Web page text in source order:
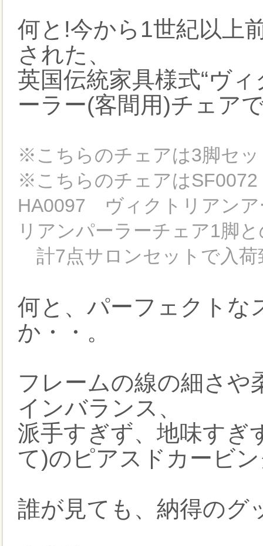
何と!今から1世紀以上
された、
英国伝統家具様式“ヴ
ーラー(客間用)チェア
※こちらのチェアは3脚セ
※こちらのチェアは
HA0097 ヴィクトリアンア
リアンパーラーチェア1脚
計7点サロンセットで入荷
何と、パーフェクトな
か・・。
フレームの線の細さや
インバランス、
派手すぎず、地味すぎ
て)のピアスドカービ
誰が見ても、納得のグ